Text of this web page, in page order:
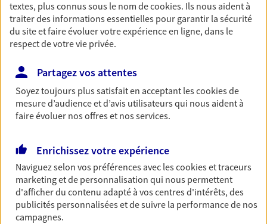
protéger votre activité, vos collaborateurs... mais aussi
vous-même et votre famille.
Achat immobilier, installation, départ à la retraite…
Autant de moments de vie qui nécessitent des solutions
cohérent avec vos besoins
Vous aider à constituer une
épargne
De nombreuses solutions s'offrent à vous pour faire
textes, plus connus sous le nom decookies. Ils nous aident à
traiter des informations essentielles pour garantir la sécurité
du site et faire évoluer votre expérience en ligne, dans le
respect de votre vie privée.
Partagez vos attentes
Soyez toujours plus satisfait en acceptant lescookiesde
mesure d’audience et d’avis utilisateurs qui nous aident à
faire évoluer nos offres et nos services.
Enrichissez votre expérience
Naviguez selon vos préférences avec lescookies et traceurs
marketing et de personnalisation qui nous permettent
d'afficher du contenu adapté à vos centres d'intérêts, des
publicités personnalisées et de suivre la performance de nos
campagnes.